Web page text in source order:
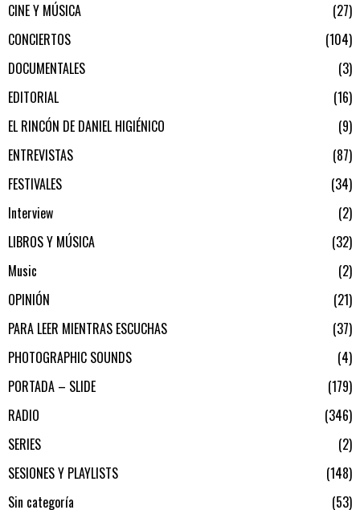
CINE Y MÚSICA
27
CONCIERTOS
104
DOCUMENTALES
3
EDITORIAL
16
EL RINCÓN DE DANIEL HIGIÉNICO
9
ENTREVISTAS
87
FESTIVALES
34
Interview
2
LIBROS Y MÚSICA
32
Music
2
OPINIÓN
21
PARA LEER MIENTRAS ESCUCHAS
37
PHOTOGRAPHIC SOUNDS
4
PORTADA – SLIDE
179
RADIO
346
SERIES
2
SESIONES Y PLAYLISTS
148
Sin categoría
53